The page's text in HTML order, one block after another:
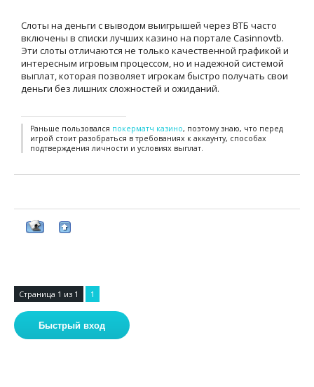
Слоты на деньги с выводом выигрышей через ВТБ часто
включены в списки лучших казино на портале Casinnovtb.
Эти слоты отличаются не только качественной графикой и
интересным игровым процессом, но и надежной системой
выплат, которая позволяет игрокам быстро получать свои
деньги без лишних сложностей и ожиданий.
Раньше пользовался покерматч казино, поэтому знаю, что перед
игрой стоит разобраться в требованиях к аккаунту, способах
подтверждения личности и условиях выплат.
Страница 1 из 1 1